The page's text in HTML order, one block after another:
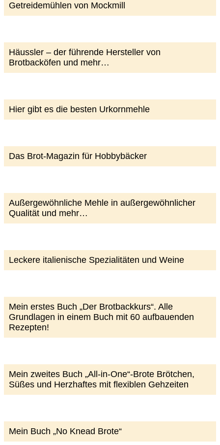
Getreidemühlen von Mockmill
Häussler – der führende Hersteller von
Brotbacköfen und mehr…
Hier gibt es die besten Urkornmehle
Das Brot-Magazin für Hobbybäcker
Außergewöhnliche Mehle in außergewöhnlicher
Qualität und mehr…
Leckere italienische Spezialitäten und Weine
Mein erstes Buch „Der Brotbackkurs“. Alle
Grundlagen in einem Buch mit 60 aufbauenden
Rezepten!
Mein zweites Buch „All-in-One“-Brote Brötchen,
Süßes und Herzhaftes mit flexiblen Gehzeiten
Mein Buch „No Knead Brote“